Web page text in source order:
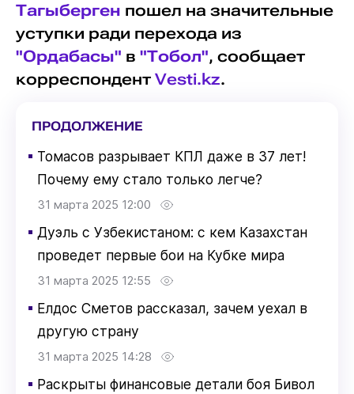
Тагыберген пошел на значительные
уступки ради перехода из
"Ордабасы" в "Тобол", сообщает
корреспондент Vesti.kz.
ПРОДОЛЖЕНИЕ
▪ Томасов разрывает КПЛ даже в 37 лет!
Почему ему стало только легче?
31 марта 2025 12:00
▪ Дуэль с Узбекистаном: с кем Казахстан
проведет первые бои на Кубке мира
31 марта 2025 12:55
▪ Елдос Сметов рассказал, зачем уехал в
другую страну
31 марта 2025 14:28
▪ Раскрыты финансовые детали боя Бивол